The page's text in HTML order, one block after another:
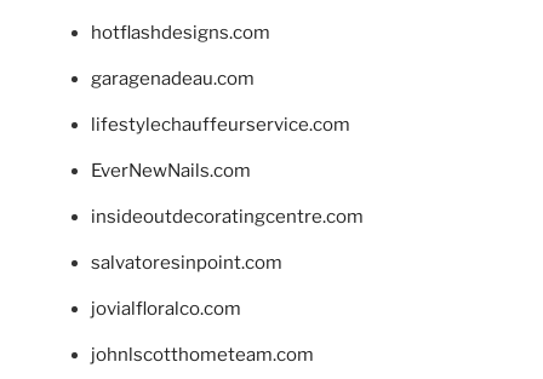
hotflashdesigns.com
garagenadeau.com
lifestylechauffeurservice.com
EverNewNails.com
insideoutdecoratingcentre.com
salvatoresinpoint.com
jovialfloralco.com
johnlscotthometeam.com